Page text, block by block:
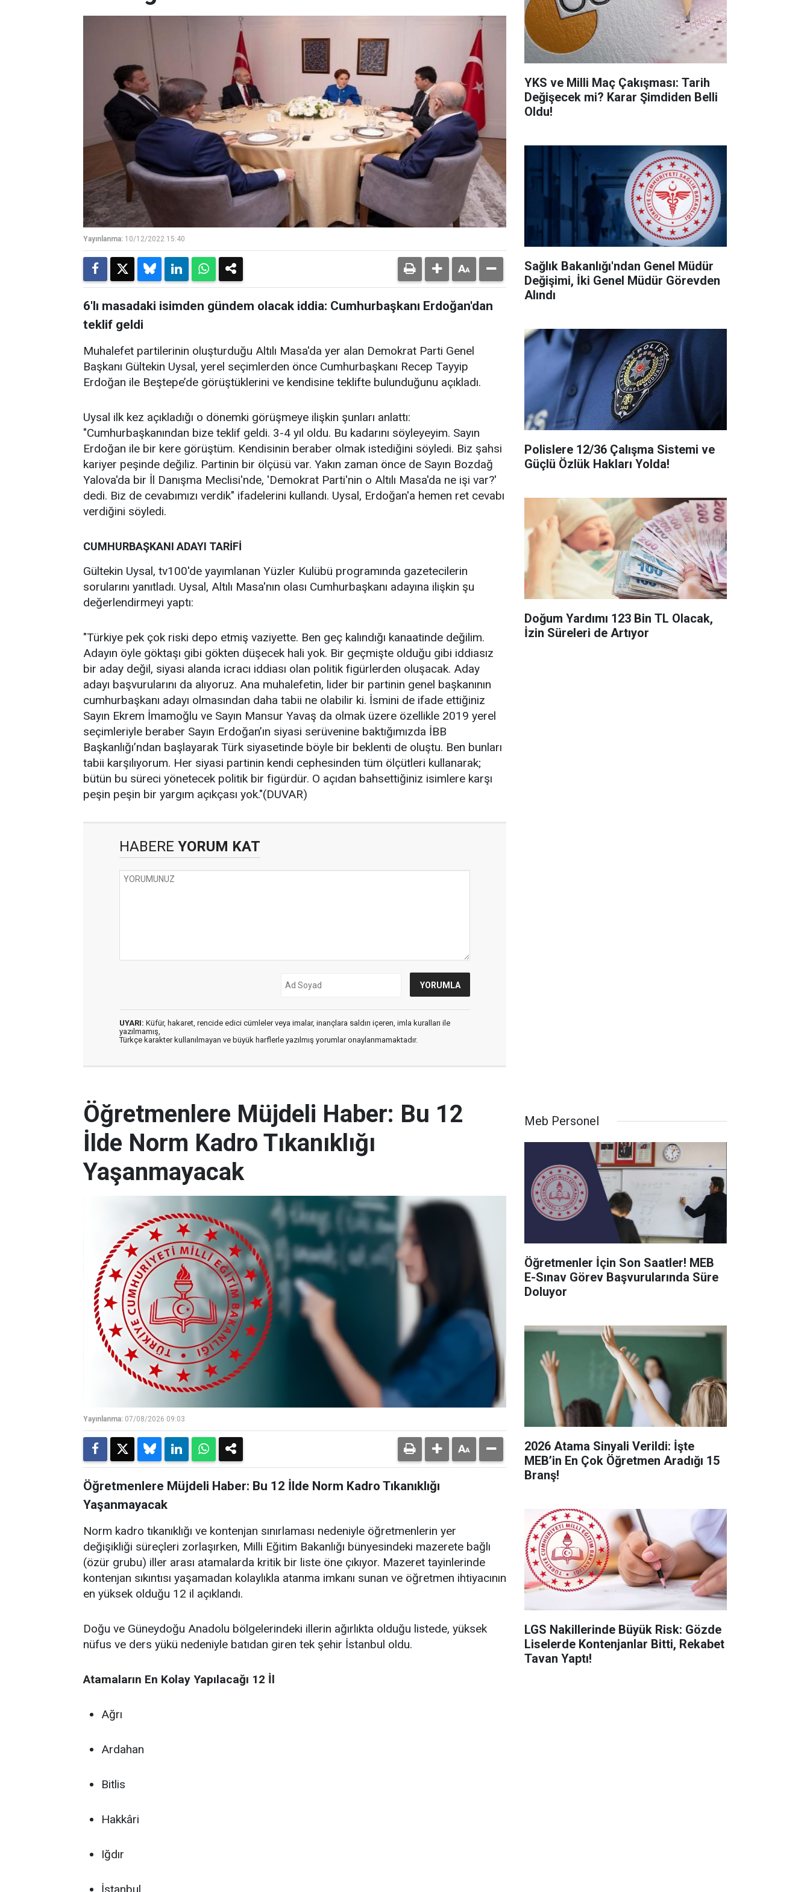
Yayınlanma: 10/12/2022 15:40
6'lı masadaki isimden gündem olacak iddia: Cumhurbaşkanı Erdoğan'dan
teklif geldi
Muhalefet partilerinin oluşturduğu Altılı Masa'da yer alan Demokrat Parti Genel
Başkanı Gültekin Uysal, yerel seçimlerden önce Cumhurbaşkanı Recep Tayyip
Erdoğan ile Beştepe’de görüştüklerini ve kendisine teklifte bulunduğunu açıkladı.
Uysal ilk kez açıkladığı o dönemki görüşmeye ilişkin şunları anlattı:
"Cumhurbaşkanından bize teklif geldi. 3-4 yıl oldu. Bu kadarını söyleyeyim. Sayın
Erdoğan ile bir kere görüştüm. Kendisinin beraber olmak istediğini söyledi. Biz şahsi
kariyer peşinde değiliz. Partinin bir ölçüsü var. Yakın zaman önce de Sayın Bozdağ
Yalova'da bir İl Danışma Meclisi'nde, 'Demokrat Parti'nin o Altılı Masa'da ne işi var?'
dedi. Biz de cevabımızı verdik" ifadelerini kullandı. Uysal, Erdoğan'a hemen ret cevabı
verdiğini söyledi.
CUMHURBAŞKANI ADAYI TARİFİ
Gültekin Uysal, tv100'de yayımlanan Yüzler Kulübü programında gazetecilerin
sorularını yanıtladı. Uysal, Altılı Masa'nın olası Cumhurbaşkanı adayına ilişkin şu
değerlendirmeyi yaptı:
"Türkiye pek çok riski depo etmiş vaziyette. Ben geç kalındığı kanaatinde değilim.
Adayın öyle göktaşı gibi gökten düşecek hali yok. Bir geçmişte olduğu gibi iddiasız
bir aday değil, siyasi alanda icracı iddiası olan politik figürlerden oluşacak. Aday
adayı başvurularını da alıyoruz. Ana muhalefetin, lider bir partinin genel başkanının
cumhurbaşkanı adayı olmasından daha tabii ne olabilir ki. İsmini de ifade ettiğiniz
Sayın Ekrem İmamoğlu ve Sayın Mansur Yavaş da olmak üzere özellikle 2019 yerel
seçimleriyle beraber Sayın Erdoğan’ın siyasi serüvenine baktığımızda İBB
Başkanlığı’ndan başlayarak Türk siyasetinde böyle bir beklenti de oluştu. Ben bunları
tabii karşılıyorum. Her siyasi partinin kendi cephesinden tüm ölçütleri kullanarak;
bütün bu süreci yönetecek politik bir figürdür. O açıdan bahsettiğiniz isimlere karşı
peşin peşin bir yargım açıkçası yok."(DUVAR)
HABERE YORUM KAT
UYARI: Küfür, hakaret, rencide edici cümleler veya imalar, inançlara saldırı içeren, imla kuralları ile
yazılmamış,
Türkçe karakter kullanılmayan ve büyük harflerle yazılmış yorumlar onaylanmamaktadır.
YKS ve Milli Maç Çakışması: Tarih
Değişecek mi? Karar Şimdiden Belli
Oldu!
Sağlık Bakanlığı'ndan Genel Müdür
Değişimi, İki Genel Müdür Görevden
Alındı
Polislere 12/36 Çalışma Sistemi ve
Güçlü Özlük Hakları Yolda!
Doğum Yardımı 123 Bin TL Olacak,
İzin Süreleri de Artıyor
Öğretmenlere Müjdeli Haber: Bu 12
İlde Norm Kadro Tıkanıklığı
Yaşanmayacak
Yayınlanma: 07/08/2026 09:03
Öğretmenlere Müjdeli Haber: Bu 12 İlde Norm Kadro Tıkanıklığı
Yaşanmayacak
Norm kadro tıkanıklığı ve kontenjan sınırlaması nedeniyle öğretmenlerin yer
değişikliği süreçleri zorlaşırken, Milli Eğitim Bakanlığı bünyesindeki mazerete bağlı
(özür grubu) iller arası atamalarda kritik bir liste öne çıkıyor. Mazeret tayinlerinde
kontenjan sıkıntısı yaşamadan kolaylıkla atanma imkanı sunan ve öğretmen ihtiyacının
en yüksek olduğu 12 il açıklandı.
Doğu ve Güneydoğu Anadolu bölgelerindeki illerin ağırlıkta olduğu listede, yüksek
nüfus ve ders yükü nedeniyle batıdan giren tek şehir İstanbul oldu.
Atamaların En Kolay Yapılacağı 12 İl
Ağrı
Ardahan
Bitlis
Hakkâri
Iğdır
Meb Personel
Öğretmenler İçin Son Saatler! MEB
E-Sınav Görev Başvurularında Süre
Doluyor
2026 Atama Sinyali Verildi: İşte
MEB’in En Çok Öğretmen Aradığı 15
Branş!
LGS Nakillerinde Büyük Risk: Gözde
Liselerde Kontenjanlar Bitti, Rekabet
Tavan Yaptı!